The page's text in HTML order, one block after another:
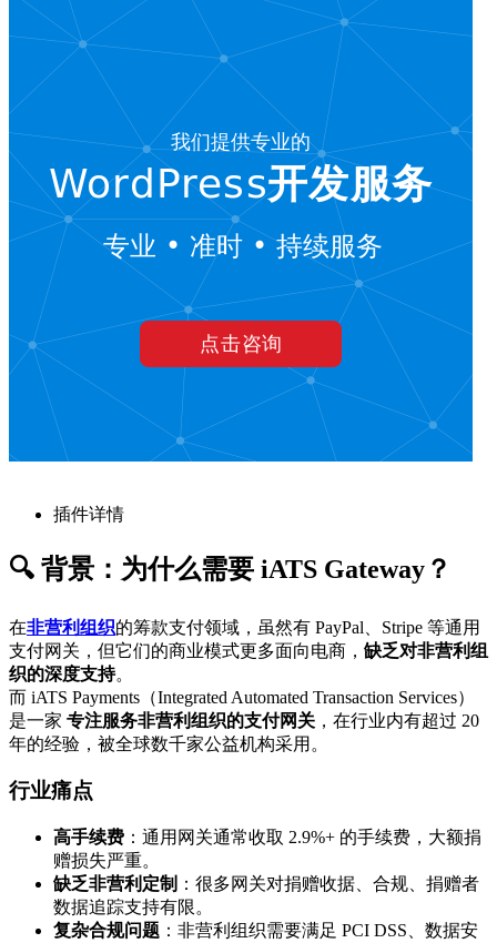
插件详情
🔍 背景：为什么需要 iATS Gateway？
在非营利组织的筹款支付领域，虽然有 PayPal、Stripe 等通用
支付网关，但它们的商业模式更多面向电商， 缺乏对非营利组
织的深度支持。
而 iATS Payments（Integrated Automated Transaction Services）
是一家 专注服务非营利组织的支付网关 ，在行业内有超过 20
年的经验，被全球数千家公益机构采用。
行业痛点
高手续费 ：通用网关通常收取 2.9%+ 的手续费，大额捐
赠损失严重。
缺乏非营利定制 ：很多网关对捐赠收据、合规、捐赠者
数据追踪支持有限。
复杂合规问题 ：非营利组织需要满足 PCI DSS、数据安